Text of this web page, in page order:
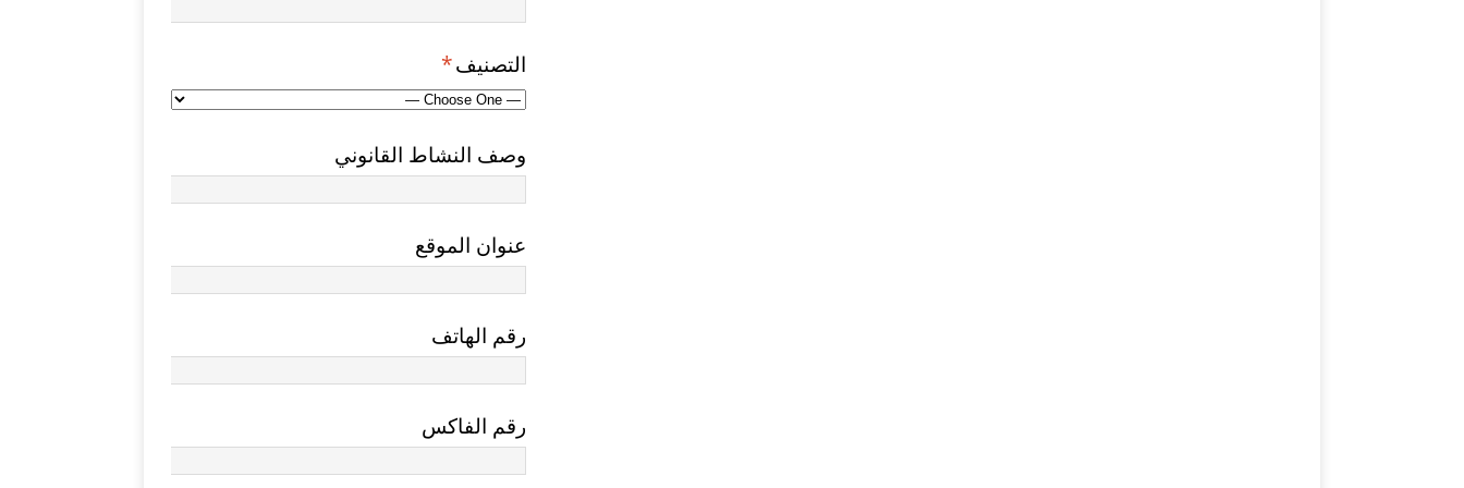
التصنيف*
وصف النشاط القانوني
عنوان الموقع
رقم الهاتف
رقم الفاكس